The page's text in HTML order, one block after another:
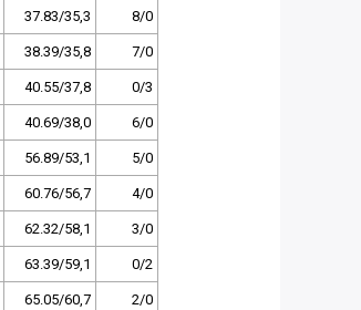
37.83/35,3 8/0
38.39/35,8 7/0
40.55/37,8 0/3
40.69/38,0 6/0
56.89/53,1 5/0
60.76/56,7 4/0
62.32/58,1 3/0
63.39/59,1 0/2
65.05/60,7 2/0